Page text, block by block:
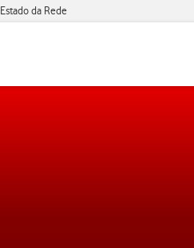
Estado da Rede